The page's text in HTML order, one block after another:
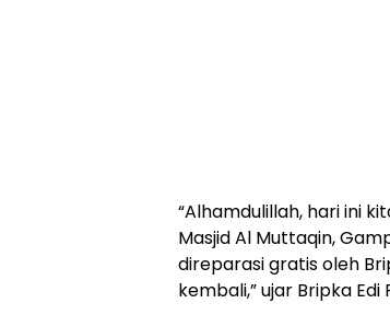
“Alhamdulillah, hari ini
Masjid Al Muttaqin,
direparasi gratis oleh
kembali,” ujar Bripka Edi